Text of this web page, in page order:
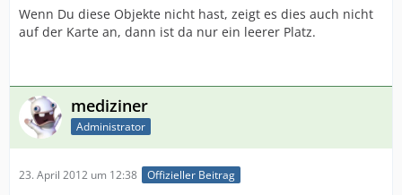
Wenn Du diese Objekte nicht hast, zeigt es dies auch nicht
auf der Karte an, dann ist da nur ein leerer Platz.
mediziner
Administrator
23. April 2012 um 12:38 Offizieller Beitrag